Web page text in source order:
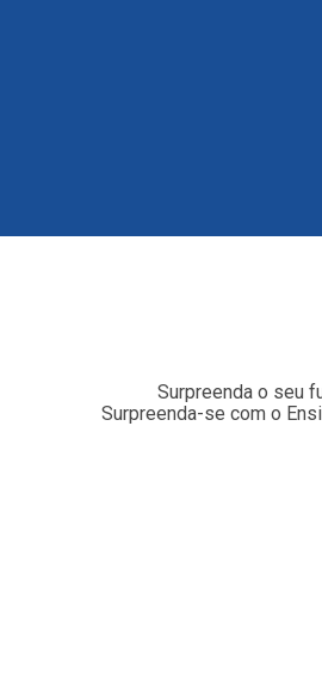
Surpreenda o seu
Surpreenda-se com o